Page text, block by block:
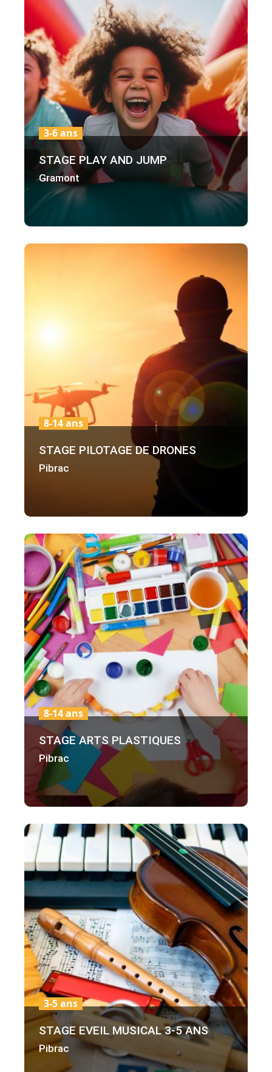
STAGE PLAY AND JUMP
Gramont
3-6 ans
STAGE PILOTAGE DE DRONES
Pibrac
8-14 ans
STAGE ARTS PLASTIQUES
Pibrac
8-14 ans
STAGE EVEIL MUSICAL 3-5 ANS
Pibrac
3-5 ans